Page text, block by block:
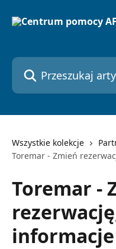
Przeszukaj artykuły...
Wszystkie kolekcje
Toremar - Zmień
Toremar -
informacje